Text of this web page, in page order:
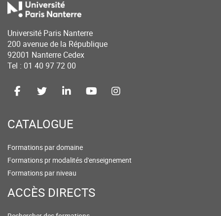
collaboration politique, communication politique)
Fonction publique
Journalisme et communication
Université Paris Nanterre
200 avenue de la République
92001 Nanterre Cedex
Tel : 01 40 97 72 00
CATALOGUE
Formations par domaine
Formations pr modalités d'enseignement
Formations par niveau
ACCÈS DIRECTS